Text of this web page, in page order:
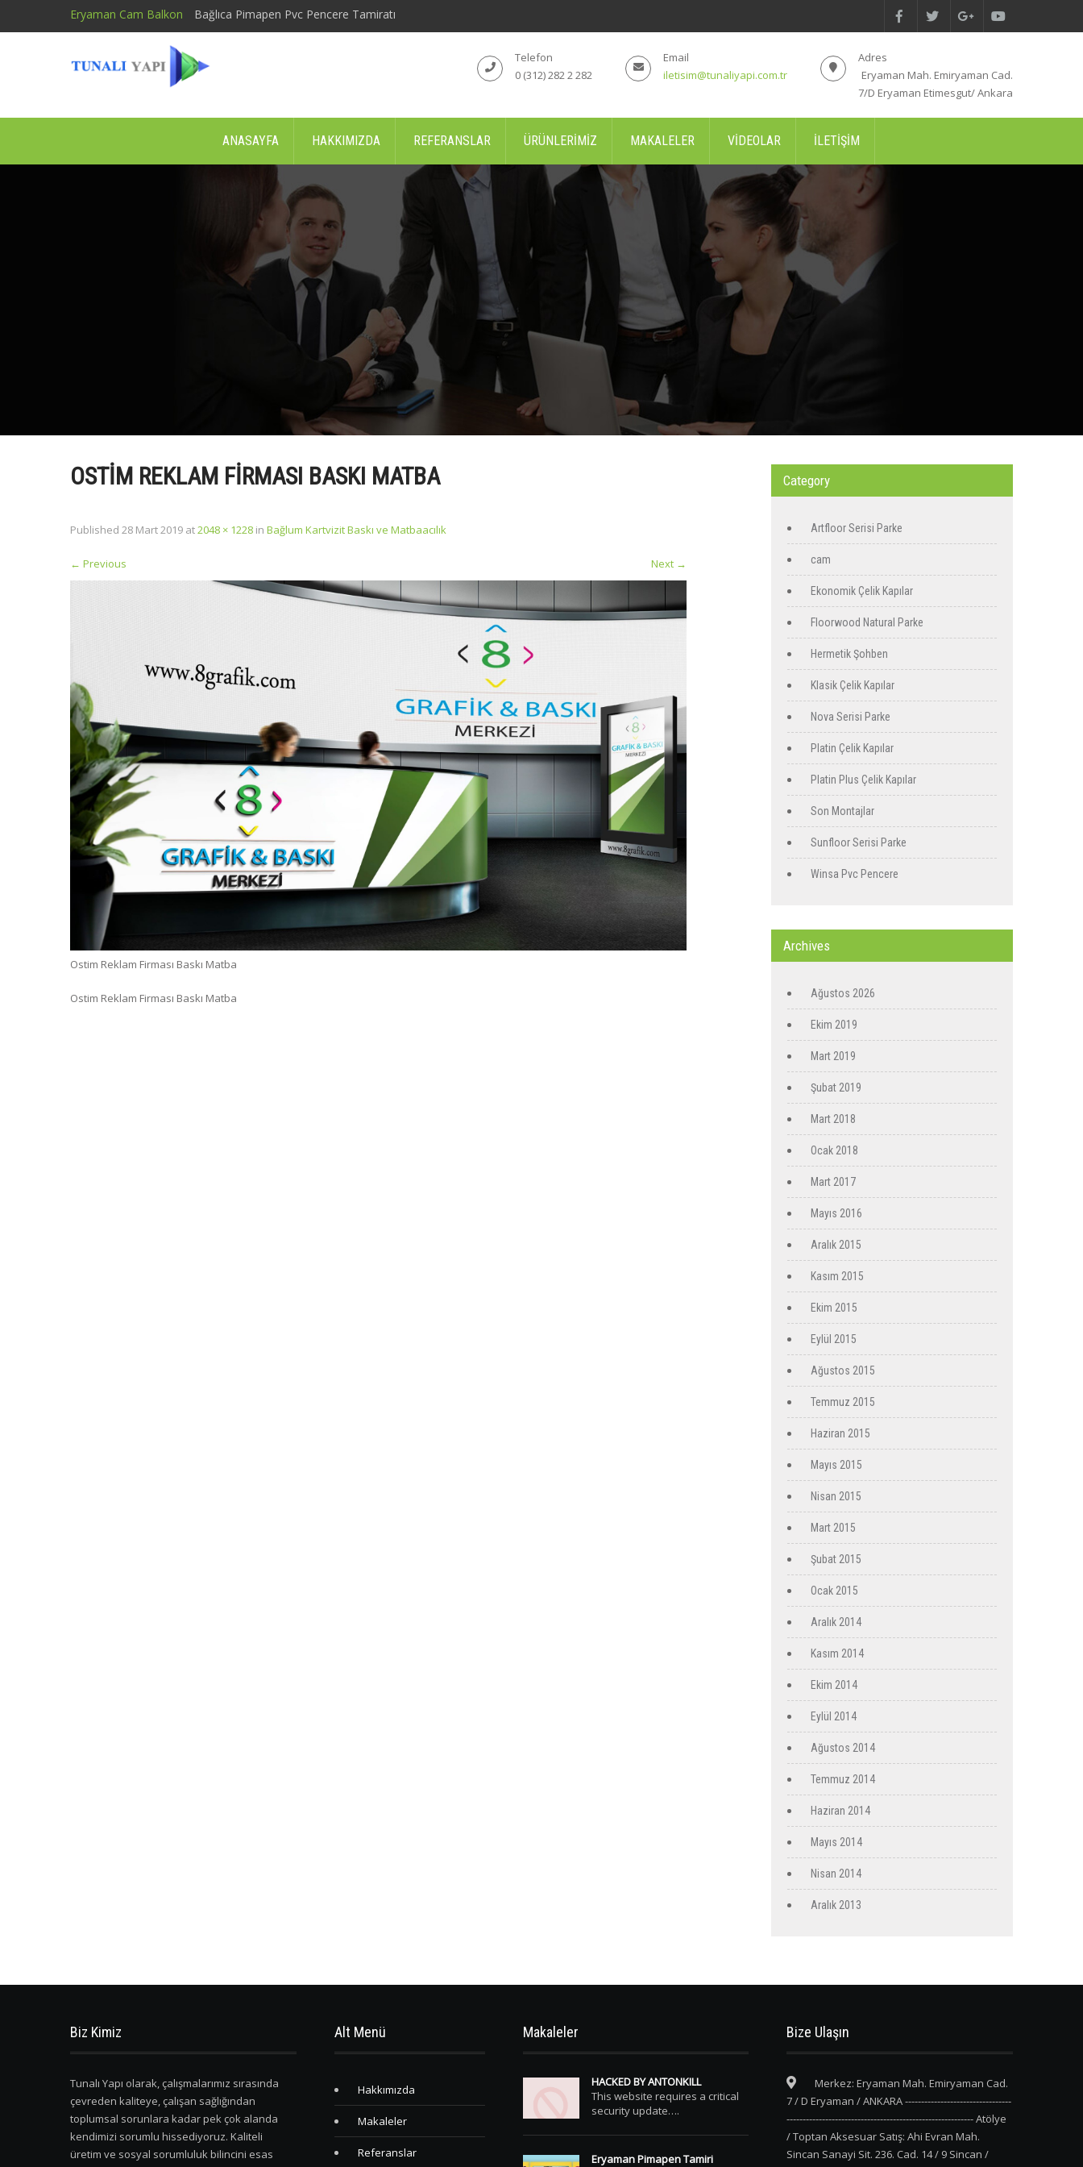
Eryaman Cam Balkon Bağlıca Pimapen Pvc Pencere Tamiratı
Adres
Eryaman Mah. Emiryaman Cad.
7/D Eryaman Etimesgut/ Ankara
Email
iletisim@tunaliyapi.com.tr
Telefon
0 (312) 282 2 282
ANASAYFA HAKKIMIZDA REFERANSLAR ÜRÜNLERIMIZ MAKALELER VIDEOLAR İLETIŞIM
OSTIM REKLAM FIRMASI BASKI MATBA
Published 28 Mart 2019 at2048 × 1228 in Bağlum Kartvizit Baskı ve Matbaacılık
← Previous Next →
Ostim Reklam Firması Baskı Matba
Ostim Reklam Firması Baskı Matba
Category
Artfloor Serisi Parke
cam
Ekonomik Çelik Kapılar
Floorwood Natural Parke
Hermetik Şohben
Klasik Çelik Kapılar
Nova Serisi Parke
Platin Çelik Kapılar
Platin Plus Çelik Kapılar
Son Montajlar
Sunfloor Serisi Parke
Winsa Pvc Pencere
Archives
Ağustos 2026
Ekim 2019
Mart 2019
Şubat 2019
Mart 2018
Ocak 2018
Mart 2017
Mayıs 2016
Aralık 2015
Kasım 2015
Ekim 2015
Eylül 2015
Ağustos 2015
Temmuz 2015
Haziran 2015
Mayıs 2015
Nisan 2015
Mart 2015
Şubat 2015
Ocak 2015
Aralık 2014
Kasım 2014
Ekim 2014
Eylül 2014
Ağustos 2014
Temmuz 2014
Haziran 2014
Mayıs 2014
Nisan 2014
Aralık 2013
Biz Kimiz
Tunalı Yapı olarak, çalışmalarımız sırasında
çevreden kaliteye, çalışan sağlığından
toplumsal sorunlara kadar pek çok alanda
kendimizi sorumlu hissediyoruz. Kaliteli
üretim ve sosyal sorumluluk bilincini esas
Alt Menü
Hakkımızda
Makaleler
Referanslar
Makaleler
HACKED BY ANTONKILL
This website requires a critical
security update….
Eryaman Pimapen Tamiri
Bize Ulaşın
Merkez: Eryaman Mah. Emiryaman Cad.
7 / D Eryaman / ANKARA ---------------------------------
---------------------------------------------------------- Atölye
/ Toptan Aksesuar Satış: Ahi Evran Mah.
Sincan Sanayi Sit. 236. Cad. 14 / 9 Sincan /